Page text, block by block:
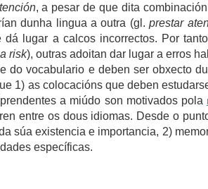
, a pesar de que dita
dunha lingua a outra (gl.prestar
dá lugar a calcos incorrectos. Por
risk), outras adoitan dar lugar a erros
do vocabulario e deben ser obxecto
1) as colocacións que deben
a miúdo son motivados pola
entre os dous idiomas. Desde o
súa existencia e importancia, 2)
específicas.